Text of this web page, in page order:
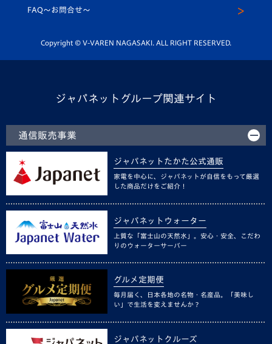
平和祈念活動
ホームタウン活動
スクール
FAQ〜お問合せ〜
Copyright © V-VAREN NAGASAKI. ALL RIGHT RESERVED.
ジャパネットグループ関連サイト
通信販売事業
ジャパネットたかた公式通販
家電を中心に、ジャパネットが自信をもって厳選
した商品だけをご紹介！
ジャパネットウォーター
上質な「富士山の天然水」。安心・安全、こだわ
りのウォーターサーバー
グルメ定期便
毎月届く、日本各地の名物・名産品。「美味し
い」で生活を変えませんか？
ジャパネットクルーズ